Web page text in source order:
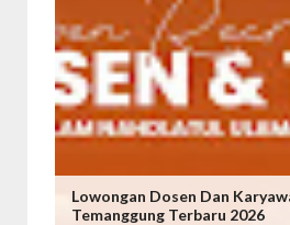
Lowongan Dosen Dan
Temanggung Terbaru 2026